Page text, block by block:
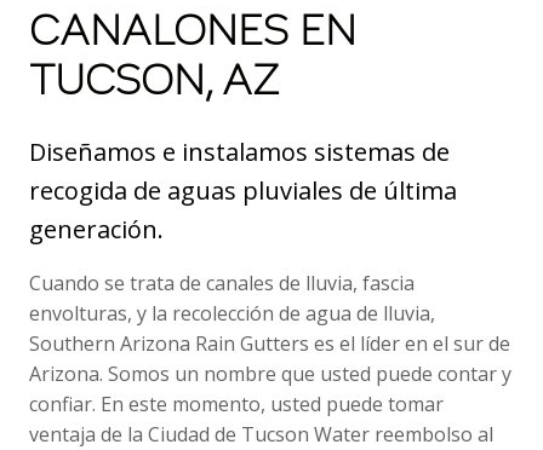
CANALONES EN
TUCSON, AZ
Diseñamos e instalamos sistemas de
recogida de aguas pluviales de última
generación.
Cuando se trata de canales de lluvia, fascia
envolturas, y la recolección de agua de lluvia,
Southern Arizona Rain Gutters es el líder en el sur de
Arizona. Somos un nombre que usted puede contar y
confiar. En este momento, usted puede tomar
ventaja de la Ciudad de Tucson Water reembolso al